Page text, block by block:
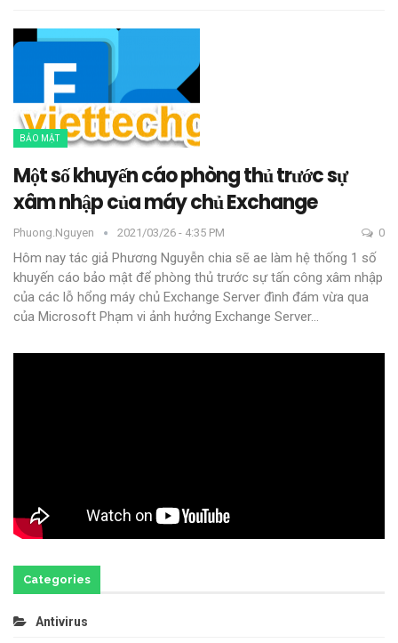
BẢO MẬT
Một số khuyến cáo phòng thủ trước sự
xâm nhập của máy chủ Exchange
Phuong.nguyen 2021/03/26 - 4:35 PM 0
Hôm nay tác giả Phương Nguyễn chia sẽ ae làm hệ thống 1 số
khuyến cáo bảo mật để phòng thủ trước sự tấn công xâm nhập
của các lỗ hổng máy chủ Exchange Server đình đám vừa qua
của Microsoft Phạm vi ảnh hưởng Exchange Server…
Categories
Antivirus